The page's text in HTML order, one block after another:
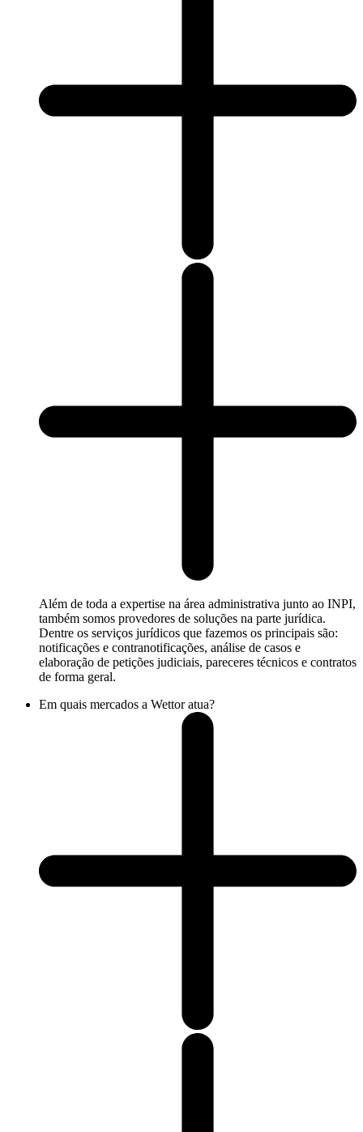
Além de toda a expertise na área administrativa junto ao INPI,
também somos provedores de soluções na parte jurídica.
Dentre os serviços jurídicos que fazemos os principais são:
notificações e contranotificações, análise de casos e
elaboração de petições judiciais, pareceres técnicos e contratos
de forma geral.
Em quais mercados a Wettor atua?